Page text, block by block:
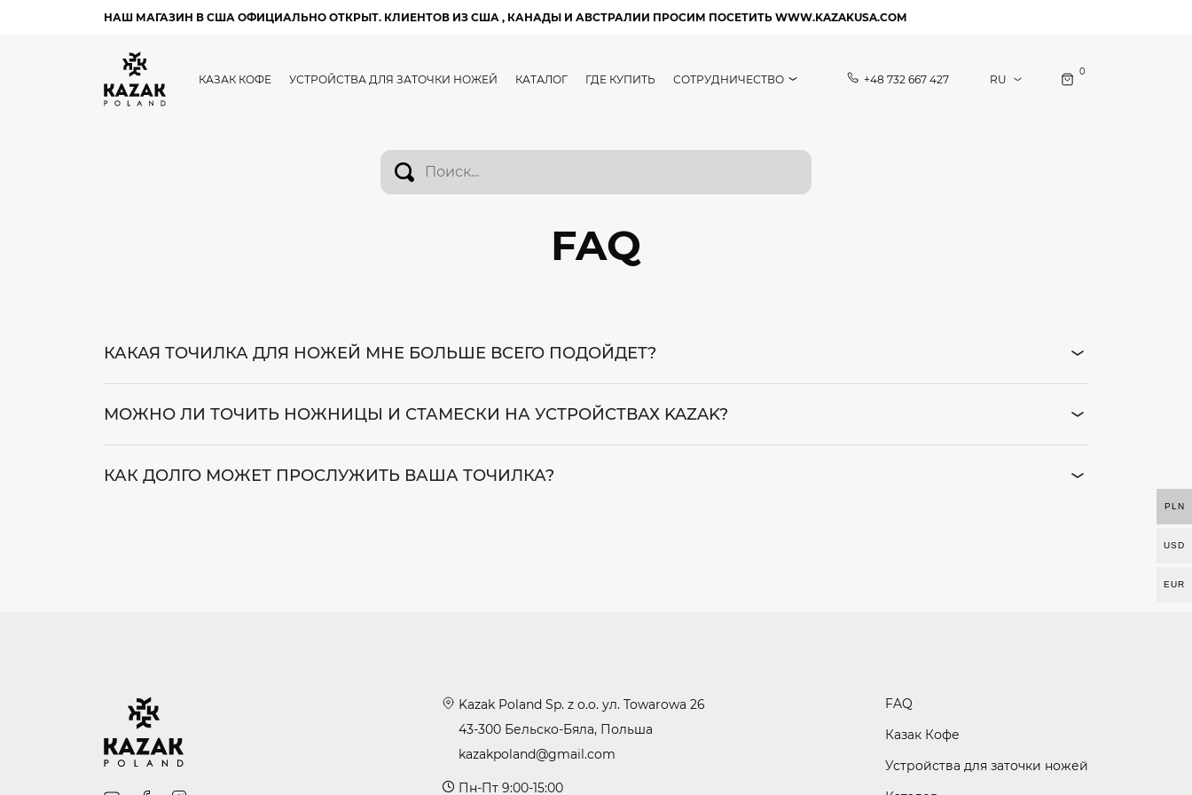
НАШ МАГАЗИН В США ОФИЦИАЛЬНО ОТКРЫТ. КЛИЕНТОВ ИЗ США , КАНАДЫ И АВСТРАЛИИ ПРОСИМ ПОСЕТИТЬ WWW.KAZAKUSA.COM
КАЗАК КОФЕ УСТРОЙСТВА ДЛЯ ЗАТОЧКИ НОЖЕЙ КАТАЛОГ ГДЕ КУПИТЬ СОТРУДНИЧЕСТВО +48 732 667 427
0
FAQ
КАКАЯ ТОЧИЛКА ДЛЯ НОЖЕЙ МНЕ БОЛЬШЕ ВСЕГО ПОДОЙДЕТ?
МОЖНО ЛИ ТОЧИТЬ НОЖНИЦЫ И СТАМЕСКИ НА УСТРОЙСТВАХ KAZAK?
КАК ДОЛГО МОЖЕТ ПРОСЛУЖИТЬ ВАША ТОЧИЛКА?
Kazak Poland Sp. z o.o. ул. Towarowa 26
43-300 Бельско-Бяла, Польша
kazakpoland@gmail.com
Пн-Пт 9:00-15:00
FAQ
Казак Кофе
Устройства для заточки ножей
PLN
USD
EUR